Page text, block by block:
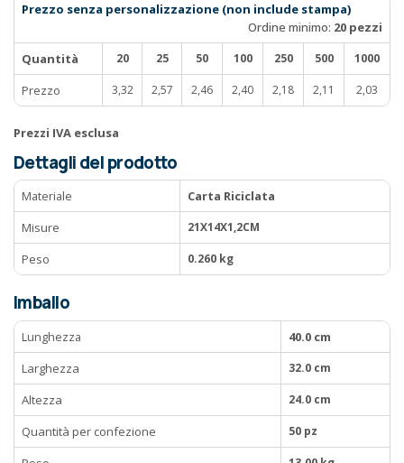
Prezzo senza personalizzazione (non include stampa)
Ordine minimo: 20 pezzi
Quantità
20 25 50 100 250 500 1000
Prezzo 3,32 2,57 2,46 2,40 2,18 2,11 2,03
Prezzi IVA esclusa
Dettagli del prodotto
Materiale
Carta Riciclata
Misure
21X14X1,2CM
Peso 0.260 kg
Imballo
Lunghezza
40.0 cm
Larghezza
32.0 cm
Altezza 24.0 cm
Quantità per confezione 50 pz